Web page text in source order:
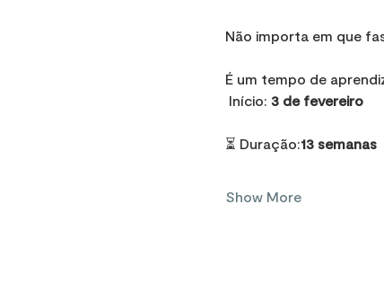
Não importa em que
É um tempo de
Início: 3 de fevereiro
⏳ Duração:13 semanas
Show More